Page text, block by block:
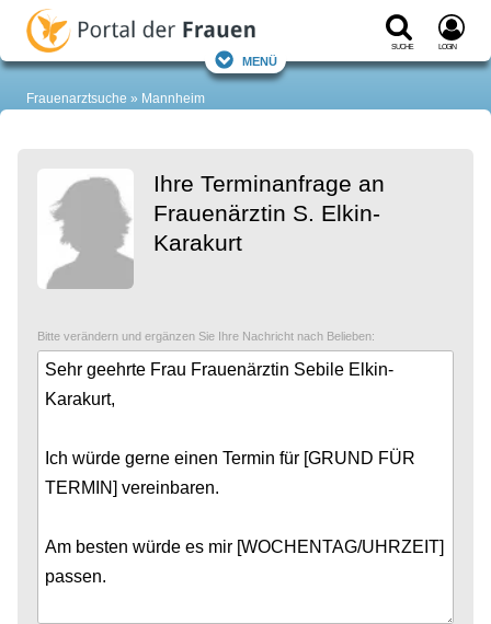
Suche Login
Menü
Frauenarztsuche Mannheim
Ihre Terminanfrage an
Frauenärztin S. Elkin-
Karakurt
Bitte verändern und ergänzen Sie Ihre Nachricht nach Belieben: